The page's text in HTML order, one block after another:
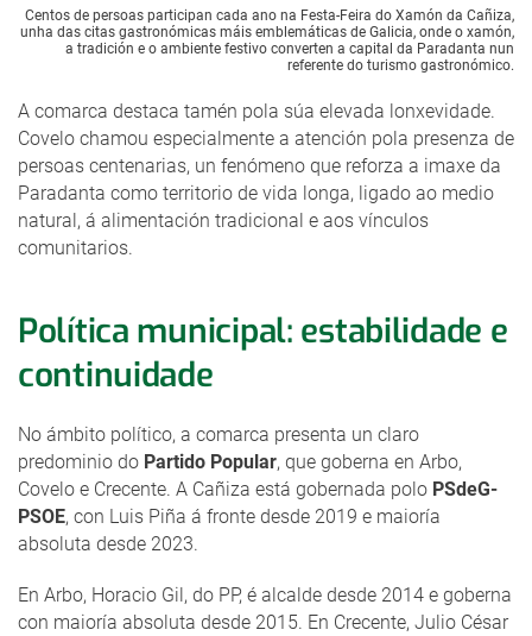
Centos de persoas participan cada ano na Festa-Feira do Xamón da Cañiza,
unha das citas gastronómicas máis emblemáticas de Galicia, onde o xamón,
a tradición e o ambiente festivo converten a capital da Paradanta nun
referente do turismo gastronómico.
A comarca destaca tamén pola súa elevada lonxevidade.
Covelo chamou especialmente a atención pola presenza de
persoas centenarias, un fenómeno que reforza a imaxe da
Paradanta como territorio de vida longa, ligado ao medio
natural, á alimentación tradicional e aos vínculos
comunitarios.
Política municipal: estabilidade e
continuidade
No ámbito político, a comarca presenta un claro
predominio do Partido Popular, que goberna en Arbo,
Covelo e Crecente. A Cañiza está gobernada polo PSdeG-
PSOE, con Luis Piña á fronte desde 2019 e maioría
absoluta desde 2023.
En Arbo, Horacio Gil, do PP, é alcalde desde 2014 e goberna
con maioría absoluta desde 2015. En Crecente, Julio César